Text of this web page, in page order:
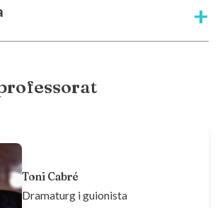
Toni Cabré
Dramaturg i guionista